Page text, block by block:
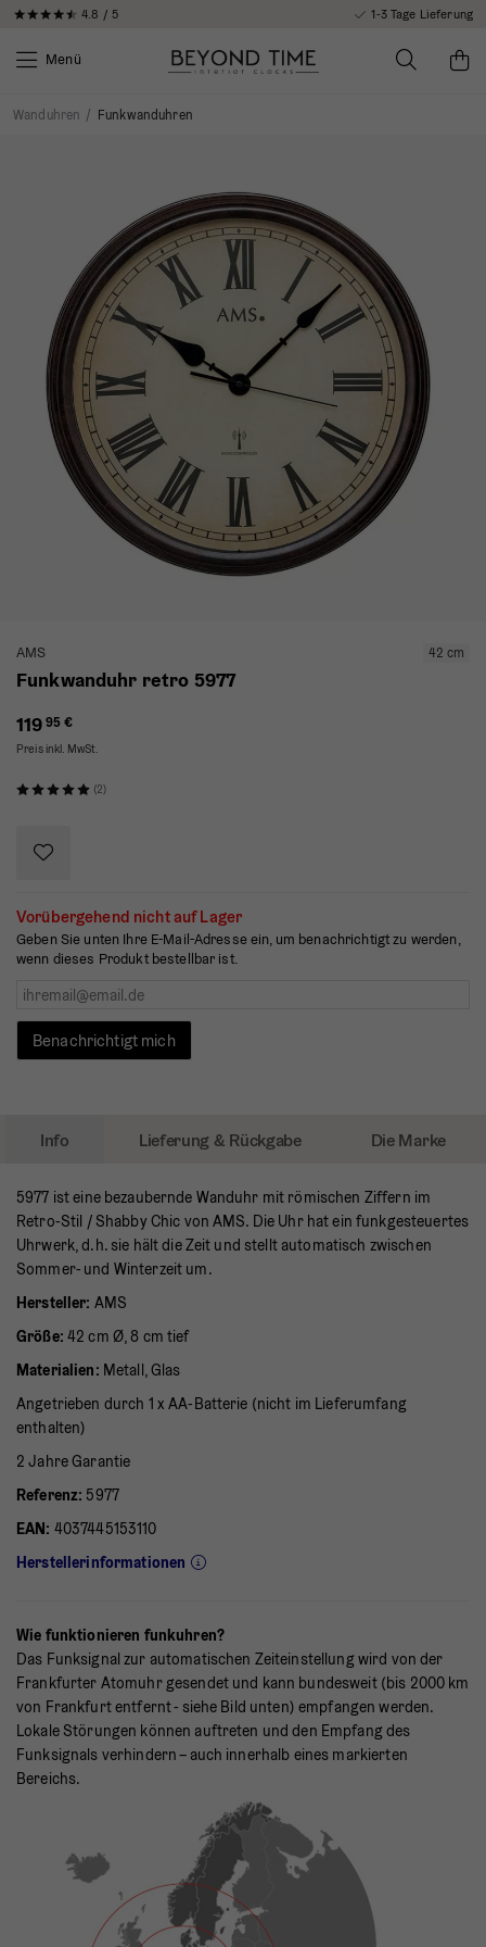
4.8 / 5 1-3 Tage Lieferung
Menü
Wanduhren / Funkwanduhren
42 cm
AMS
Funkwanduhr retro 5977
119 95 €
Preis inkl. MwSt.
(2)
Vorübergehend nicht auf Lager
Geben Sie unten Ihre E-Mail-Adresse ein, um benachrichtigt zu werden,
wenn dieses Produkt bestellbar ist.
Benachrichtigt mich
Info Lieferung & Rückgabe Die Marke
5977 ist eine bezaubernde Wanduhr mit römischen Ziffern im
Retro-Stil / Shabby Chic von AMS. Die Uhr hat ein funkgesteuertes
Uhrwerk, d.h. sie hält die Zeit und stellt automatisch zwischen
Sommer- und Winterzeit um.
Hersteller: AMS
Größe: 42 cm Ø, 8 cm tief
Materialien: Metall, Glas
Angetrieben durch 1 x AA-Batterie (nicht im Lieferumfang
enthalten)
2 Jahre Garantie
Referenz: 5977
EAN: 4037445153110
Herstellerinformationen
Wie funktionieren funkuhren?
Das Funksignal zur automatischen Zeiteinstellung wird von der
Frankfurter Atomuhr gesendet und kann bundesweit (bis 2000 km
von Frankfurt entfernt - siehe Bild unten) empfangen werden.
Lokale Störungen können auftreten und den Empfang des
Funksignals verhindern – auch innerhalb eines markierten
Bereichs.